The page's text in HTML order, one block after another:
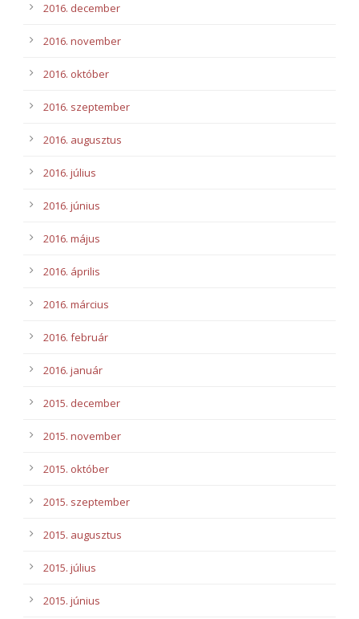
2016. december
2016. november
2016. október
2016. szeptember
2016. augusztus
2016. július
2016. június
2016. május
2016. április
2016. március
2016. február
2016. január
2015. december
2015. november
2015. október
2015. szeptember
2015. augusztus
2015. július
2015. június